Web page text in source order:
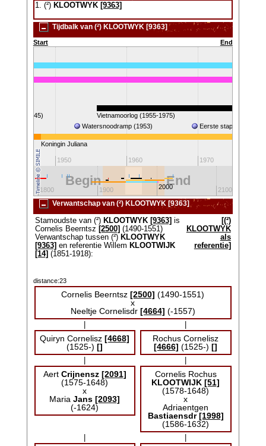
1. (²) KLOOTWYK [9363]
Tijdbalk van (²) KLOOTWYK [9363]
Start End
1950 1960 1970
Eerste stap op de
Vietnamoorlog (1955-1975)
Watersnoodramp (1953)
Koningin Juliana
II (1940-1945)
1800 1900 2000 2100
Begin End
Verwantschap van (²) KLOOTWYK [9363]
Stamoudste van (²) KLOOTWYK [9363] is
Cornelis Beerntsz [2500] (1490-1551)
Verwantschap tussen (²) KLOOTWYK
[9363] en referentie Willem KLOOTWIJK
[14] (1851-1918):
[(²)
KLOOTWYK
als
referentie]
distance:23
Cornelis Beerntsz[2500] (1490-1551)
x
Neeltje Cornelisdr [4664] (-1557)
Quiryn Cornelisz[4668]
(1525-)[]
Rochus Cornelisz
[4666] (1525-)[]
Aert Crijnensz [2091]
(1575-1648)
x
MariaJans [2093]
(-1624)
Cornelis Rochus
KLOOTWIJK [51]
(1578-1648)
x
Adriaentgen
Bastiaensdr [1998]
(1586-1632)